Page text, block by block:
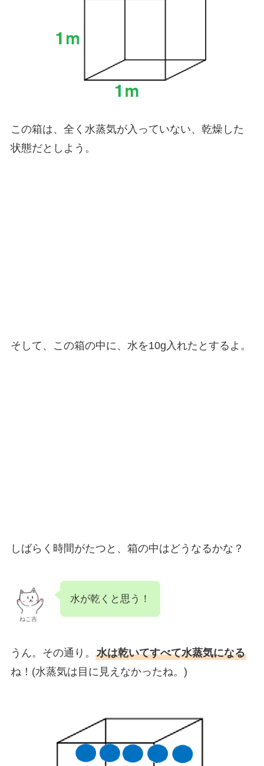
この箱は、全く水蒸気が入っていない、乾燥した
状態だとしよう。
そして、この箱の中に、水を10g入れたとするよ。
しばらく時間がたつと、箱の中はどうなるかな？
ねこ吉
水が乾くと思う！
うん。その通り。 水は乾いてすべて水蒸気になる
ね！(水蒸気は目に見えなかったね。)